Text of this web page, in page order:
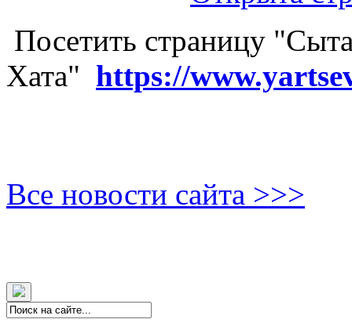
Посетить страницу
Хата" https://
Все новости сайта >>>